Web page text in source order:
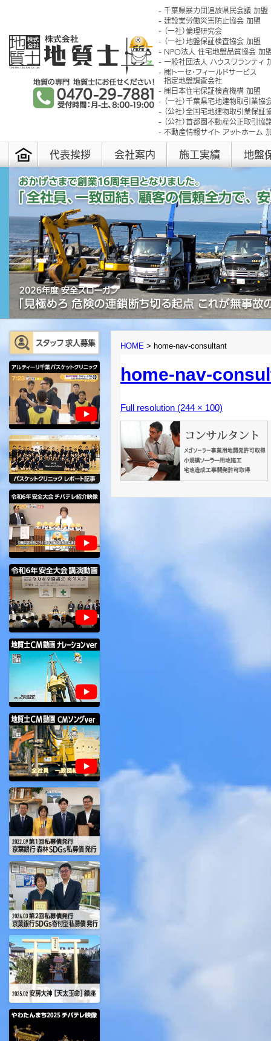
千葉県暴力団追放県民会議 加盟
建設業労働災害防止協会 加盟
（一社）倫理研究会
（一社）地盤保証検査協会 加盟
NPO法人 住宅地盤品質協会 加
一般社団法人 ハウスワランティ
㈱トーセ･フィールドサービス
指定地盤調査会社
㈱日本住宅保証検査機構 加盟
（一社）千葉県宅地建物取引業協
（公社）全国宅地建物取引業保証
（公社）首都圏不動産公正取引協
不動産情報サイト アットホーム
代表挨拶 会社案内 施工実績 地盤
HOME > home-nav-consultant
home-nav-
Full resolution (244 × 100)